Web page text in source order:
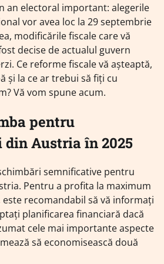
an electoral important: alegerile
vor avea loc la 29 septembrie
modificările fiscale care vă
decise de actualul guvern
Ce reforme fiscale vă așteaptă,
și la ce ar trebui să fiți cu
Vă vom spune acum.
pentru
Austria în 2025
semnificative pentru
Pentru a profita la maximum
recomandabil să vă informați
planificarea financiară dacă
cele mai importante aspecte
să economisească două